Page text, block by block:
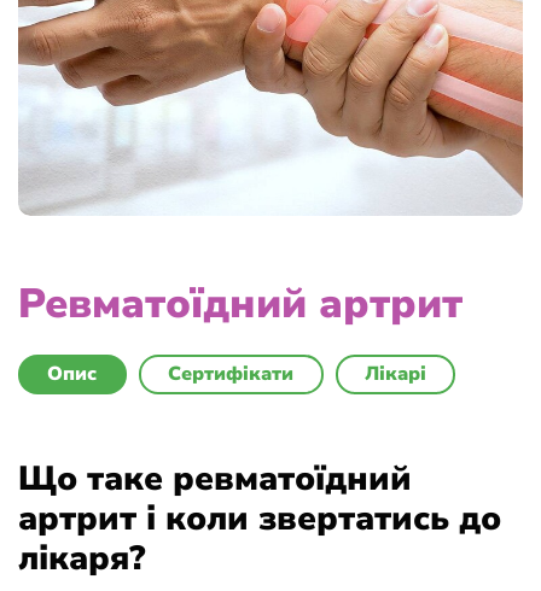
Ревматоїдний артрит
Опис Сертифікати Лікарі
Що таке ревматоїдний
артрит і коли звертатись до
лікаря?